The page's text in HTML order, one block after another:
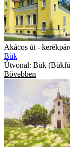
Akácos út -
Bük
Útvonal: Bük
Bővebben